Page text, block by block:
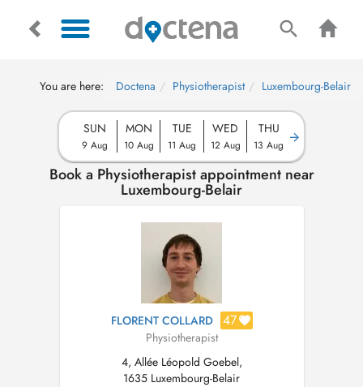
You are here: Doctena Physiotherapist Luxembourg-Belair
SUN
9 Aug
MON
10 Aug
TUE
11 Aug
WED
12 Aug
THU
13 Aug
Book a Physiotherapist appointment near
Luxembourg-Belair
FLORENT COLLARD 47
Physiotherapist
4, Allée Léopold Goebel,
1635 Luxembourg-Belair